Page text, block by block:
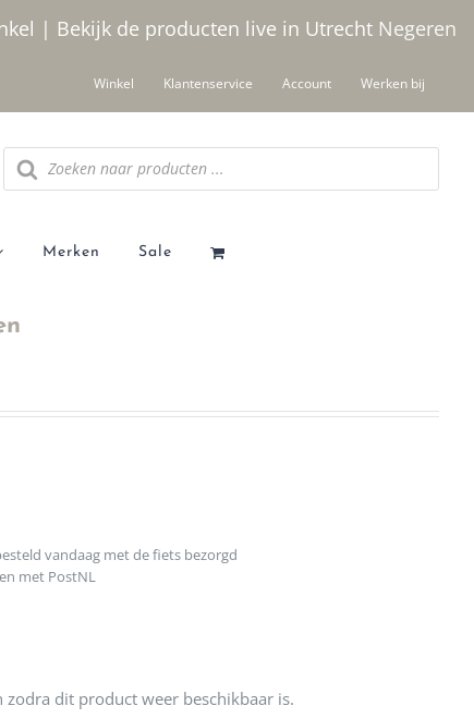
| Bekijk de producten live in Utrecht Negeren
Winkel Klantenservice Account Werken bij
Producten
zoeken
Merken Sale
vandaag met de fiets bezorgd
met PostNL
dit product weer beschikbaar is.